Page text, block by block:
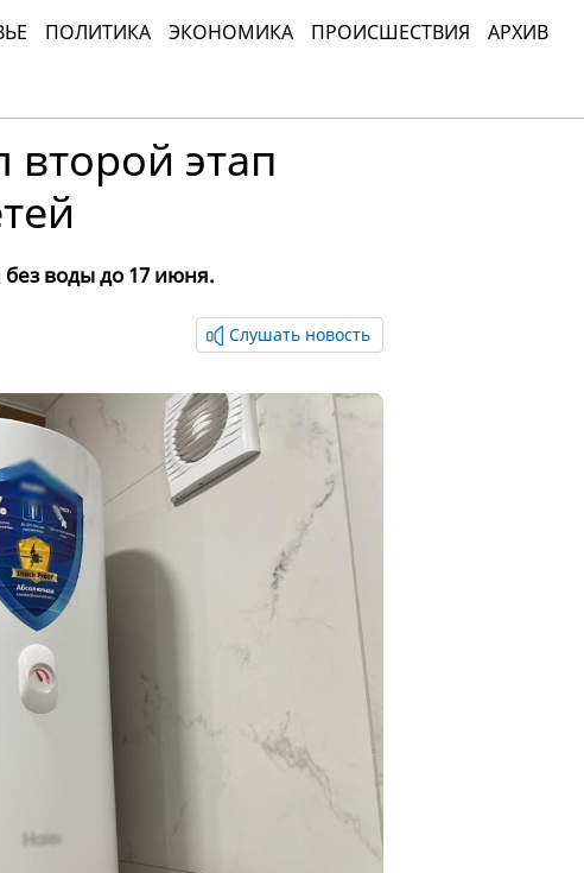
ПОЛИТИКА ЭКОНОМИКА ПРОИСШЕСТВИЯ
АРХИВ
второй этап
без воды до 17 июня.
Слушать новость